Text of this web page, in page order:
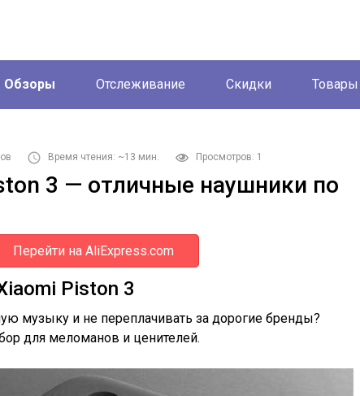
Обзоры Отслеживание Скидки Товары
Время чтения: ~13 мин. Просмотров: 1
3 — отличные наушники по
Перейти на AliExpress.com
Piston 3
музыку и не переплачивать за дорогие бренды?
для меломанов и ценителей.